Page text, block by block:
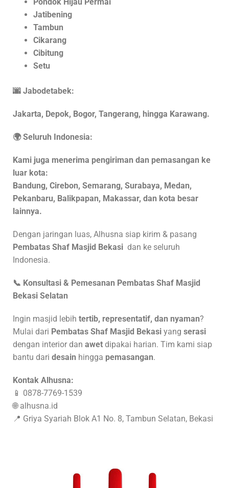
Pondok Hijau Permai
Jatibening
Tambun
Cikarang
Cibitung
Setu
🌆 Jabodetabek:
Jakarta, Depok, Bogor, Tangerang, hingga Karawang.
🌍 Seluruh Indonesia:
Kami juga menerima pengiriman dan pemasangan ke
luar kota:
Bandung, Cirebon, Semarang, Surabaya, Medan,
Pekanbaru, Balikpapan, Makassar, dan kota besar
lainnya.
Dengan jaringan luas, Alhusna siap kirim & pasang
Pembatas Shaf Masjid Bekasi dan ke seluruh
Indonesia.
📞 Konsultasi & Pemesanan Pembatas Shaf Masjid
Bekasi Selatan
Ingin masjid lebih tertib, representatif, dan nyaman?
Mulai dari Pembatas Shaf Masjid Bekasi yang serasi
dengan interior dan awet dipakai harian. Tim kami siap
bantu dari desain hingga pemasangan.
Kontak Alhusna:
📱 0878-7769-1539
🌐 alhusna.id
📍 Griya Syariah Blok A1 No. 8, Tambun Selatan, Bekasi